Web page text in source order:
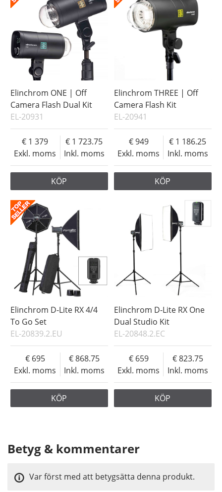
Elinchrom ONE | Off
Camera Flash Dual Kit
EL-20931
Exkl. moms
1 379
Inkl. moms
1 723.75
KÖP
Elinchrom THREE | Off
Camera Flash Kit
EL-20941
Exkl. moms
949
Inkl. moms
1 186.25
KÖP
Elinchrom D-Lite RX 4/4
To Go Set
EL-20839.2.EU
Exkl. moms
695
Inkl. moms
868.75
KÖP
Elinchrom D-Lite RX One
Dual Studio Kit
EL-20848.2.EC
Exkl. moms
659
Inkl. moms
823.75
KÖP
Betyg & kommentarer
Var först med att betygsätta denna produkt.